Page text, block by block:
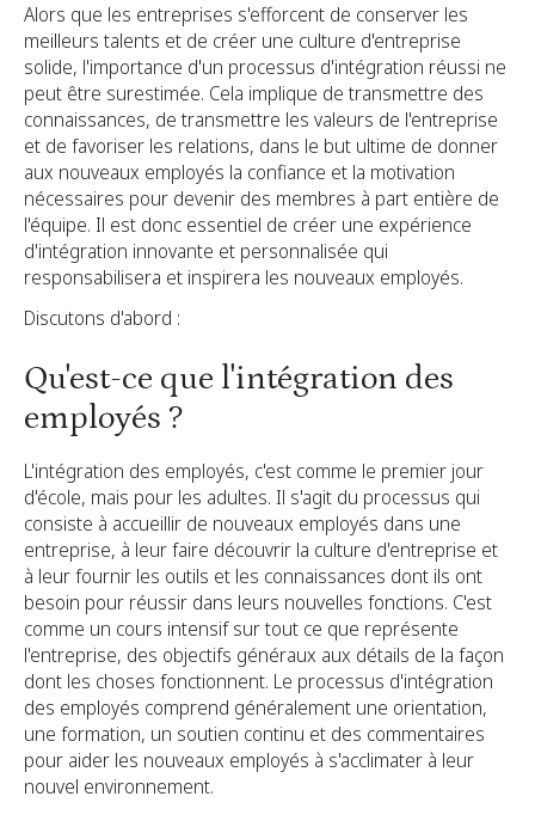
Alors que les entreprises s'efforcent de conserver les
meilleurs talents et de créer une culture d'entreprise
solide, l'importance d'un processus d'intégration réussi ne
peut être surestimée. Cela implique de transmettre des
connaissances, de transmettre les valeurs de l'entreprise
et de favoriser les relations, dans le but ultime de donner
aux nouveaux employés la confiance et la motivation
nécessaires pour devenir des membres à part entière de
l'équipe. Il est donc essentiel de créer une expérience
d'intégration innovante et personnalisée qui
responsabilisera et inspirera les nouveaux employés.
Discutons d'abord :
Qu'est-ce que l'intégration des
employés ?
L'intégration des employés, c'est comme le premier jour
d'école, mais pour les adultes. Il s'agit du processus qui
consiste à accueillir de nouveaux employés dans une
entreprise, à leur faire découvrir la culture d'entreprise et
à leur fournir les outils et les connaissances dont ils ont
besoin pour réussir dans leurs nouvelles fonctions. C'est
comme un cours intensif sur tout ce que représente
l'entreprise, des objectifs généraux aux détails de la façon
dont les choses fonctionnent. Le processus d'intégration
des employés comprend généralement une orientation,
une formation, un soutien continu et des commentaires
pour aider les nouveaux employés à s'acclimater à leur
nouvel environnement.